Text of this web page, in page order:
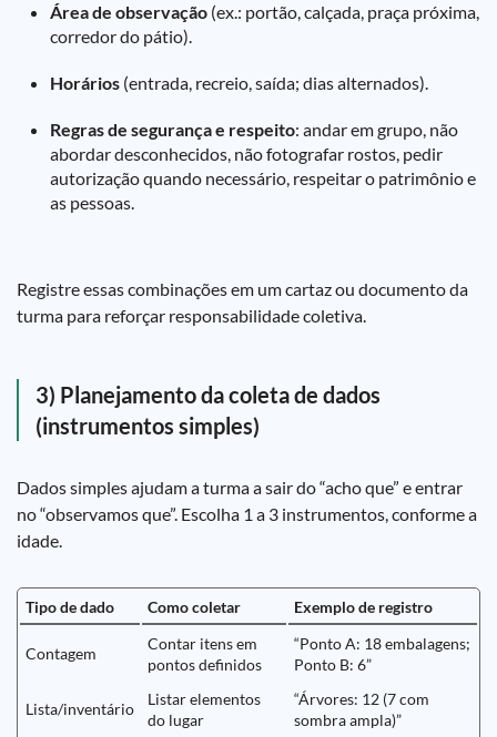
Área de observação (ex.: portão, calçada, praça próxima,
corredor do pátio).
Horários (entrada, recreio, saída; dias alternados).
Regras de segurança e respeito: andar em grupo, não
abordar desconhecidos, não fotografar rostos, pedir
autorização quando necessário, respeitar o patrimônio e
as pessoas.
Registre essas combinações em um cartaz ou documento da
turma para reforçar responsabilidade coletiva.
3) Planejamento da coleta de dados
(instrumentos simples)
Dados simples ajudam a turma a sair do “acho que” e entrar
no “observamos que”. Escolha 1 a 3 instrumentos, conforme a
idade.
Tipo de dado Como coletar Exemplo de registro
Contagem
Contar itens em
pontos definidos
“Ponto A: 18 embalagens;
Ponto B: 6”
Lista/inventário
Listar elementos
do lugar
“Árvores: 12 (7 com
sombra ampla)”